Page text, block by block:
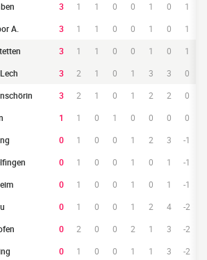
3 1 1 0 0 1 0
1
A. 3 1 1 0 0 1 0
1
3 1 1 0 0 1 0
1
3 2 1 0 1 3 3
0
3 2 1 0 1 2 2
0
1 1 0 1 0 0 0
0
0 1 0 0 1 2 3
-1
0 1 0 0 1 0 1
-1
0 1 0 0 1 0 1
-1
0 1 0 0 1 2 4
-2
0 2 0 0 2 1 3
-2
0 1 0 0 1 1 3
-2